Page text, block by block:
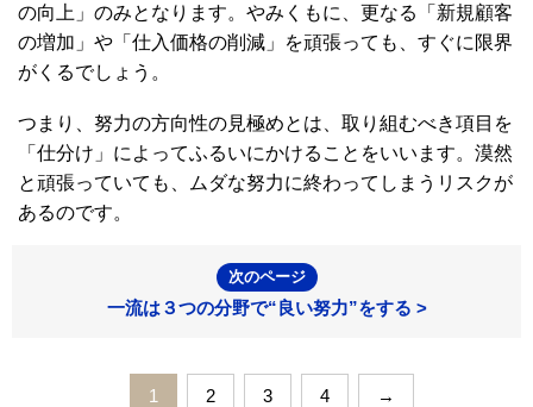
の向上」のみとなります。やみくもに、更なる「新規顧客
の増加」や「仕入価格の削減」を頑張っても、すぐに限界
がくるでしょう。
つまり、努力の方向性の見極めとは、取り組むべき項目を
「仕分け」によってふるいにかけることをいいます。漠然
と頑張っていても、ムダな努力に終わってしまうリスクが
あるのです。
次のページ
一流は３つの分野で“良い努力”をする >
1 2 3 4 →